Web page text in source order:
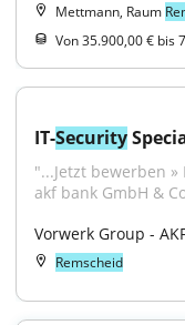
Mettmann, Raum
Von 35.900,00 € bis
IT-Security
"...Jetzt bewerben »
akf bank GmbH &
Vorwerk Group -
Remscheid